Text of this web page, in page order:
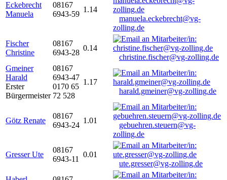
Eckebrecht
Manuela
08167
6943-59
1.14
manuela.eckebrecht@vg-
zolling.de
Fischer
Christine
08167
6943-28
0.14
christine.fischer@vg-zolling.de
Gmeiner
Harald
Erster
Bürgermeister
08167
6943-47
0170 65
72 528
1.17
harald.gmeiner@vg-zolling.de
Götz Renate
08167
6943-24
1.01
gebuehren.steuern@vg-
zolling.de
Gresser Ute
08167
6943-11
0.01
ute.gresser@vg-zolling.de